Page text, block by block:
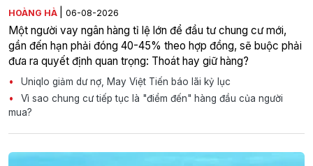
HOÀNG HÀ 06-08-2026
Một người vay ngân hàng tỉ lệ lớn để đầu tư chung cư mới,
gần đến hạn phải đóng 40-45% theo hợp đồng, sẽ buộc phải
đưa ra quyết định quan trọng: Thoát hay giữ hàng?
Uniqlo giảm dư nợ, May Việt Tiến báo lãi kỷ lục
Vì sao chung cư tiếp tục là "điểm đến" hàng đầu của người
mua?